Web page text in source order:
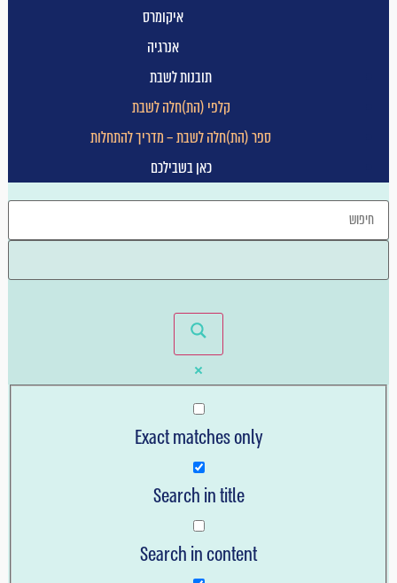
איקומרס
אנרגיה
תובנות לשבת
קלפי (הת)חלה לשבת
ספר (הת)חלה לשבת – מדריך להתחלות
כאן בשבילכם
Exact matches only
Search in title
Search in content